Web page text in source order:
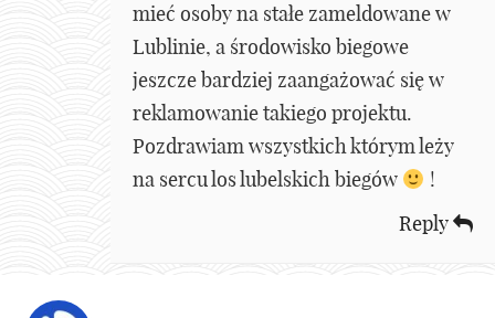
mieć osoby na stałe zameldowane w
Lublinie, a środowisko biegowe
jeszcze bardziej zaangażować się w
reklamowanie takiego projektu.
Pozdrawiam wszystkich którym leży
na sercu los lubelskich biegów
!
Reply